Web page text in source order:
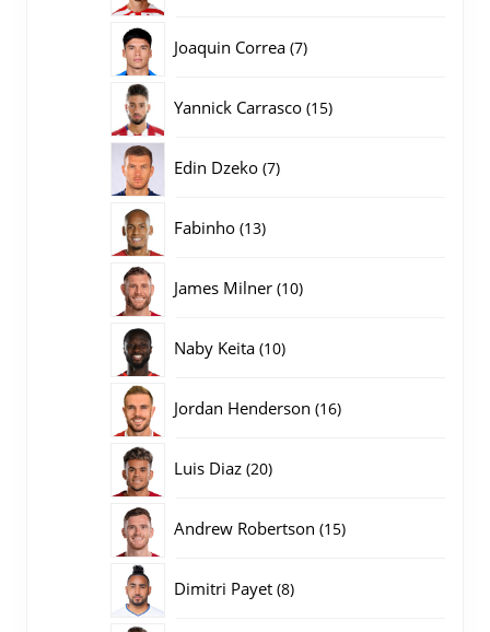
Joaquin Correa 77
Yannick Carrasco 1515
Edin Dzeko 77
Fabinho 1313
James Milner 1010
Naby Keita 1010
Jordan Henderson 1616
Luis Diaz 2020
Andrew Robertson 1515
Dimitri Payet 88